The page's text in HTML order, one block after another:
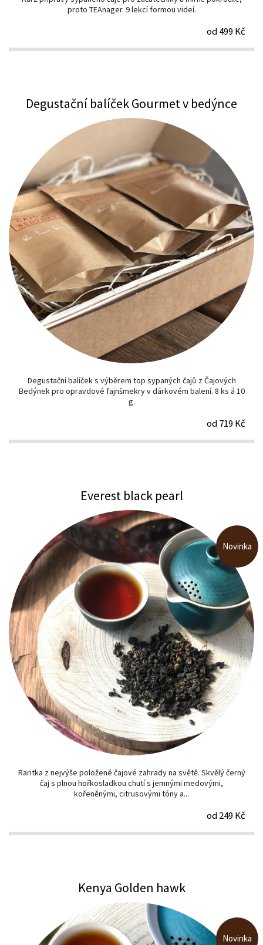
proto TEAnager. 9 lekcí formou videí.
od 499 Kč
Degustační balíček Gourmet v bedýnce
Degustační balíček s výběrem top sypaných čajů z Čajových
Bedýnek pro opravdové fajnšmekry v dárkovém balení. 8 ks á 10
g.
od 719 Kč
Everest black pearl
Raritka z nejvýše položené čajové zahrady na světě. Skvělý černý
čaj s plnou hořkosladkou chutí s jemnými medovými,
kořeněnými, citrusovými tóny a...
od 249 Kč
Novinka
Kenya Golden hawk
Novinka